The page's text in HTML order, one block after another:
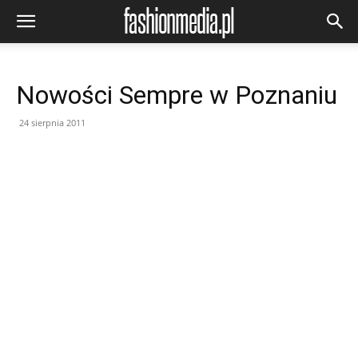
Nowości Sempre w Poznaniu
24 sierpnia 2011